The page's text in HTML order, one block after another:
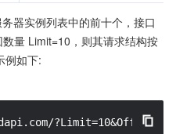
器实例列表中的前十个，接口
量 Limit=10，则其请求结构按
例如下:
?Limit=10&Offset=0